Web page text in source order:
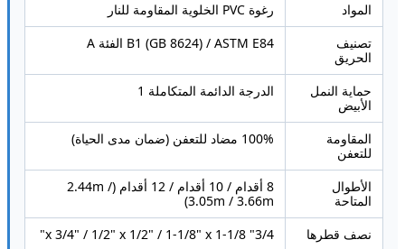
المواد
رغوة PVC الخلوية المقاومة للنار
تصنيف
الحريق
B1 (GB 8624) / ASTM E84 الفئة A
حماية النمل
الأبيض
الدرجة الدائمة المتكاملة 1
المقاومة
للتعفن
100% مضاد للتعفن (ضمان مدى الحياة)
الأطوال
المتاحة
8 أقدام / 10 أقدام / 12 أقدام (2.44m /
3.05m / 3.66m)
نصف قطرها
3/4" x 3/4" / 1/2" x 1/2" / 1-1/8" x 1-1/8"